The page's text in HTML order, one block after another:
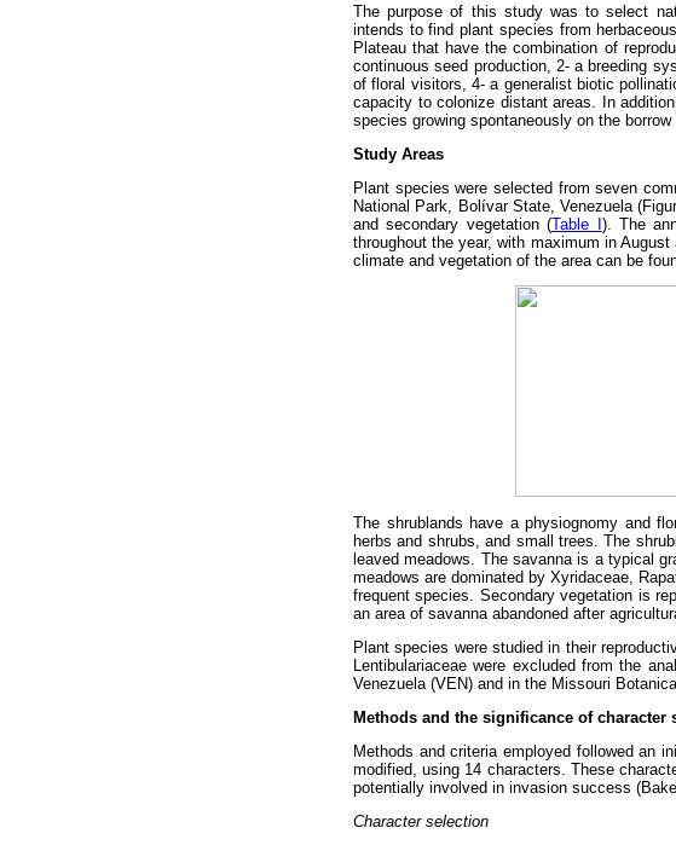
The purpose of this study was to select
intends to find plant species from
Plateau that have the combination of
continuous seed production, 2- a breeding
of floral visitors, 4- a generalist biotic
capacity to colonize distant areas. In
species growing spontaneously on the borrow
Study Areas
Plant species were selected from seven
National Park, Bolívar State, Venezuela
and secondary vegetation (Table I ). The
throughout the year, with maximum in
climate and vegetation of the area can be
The shrublands have a physiognomy and
herbs and shrubs, and small trees. The
leaved meadows. The savanna is a typical
meadows are dominated by Xyridaceae,
frequent species. Secondary vegetation is
an area of savanna abandoned after
Plant species were studied in their
Lentibulariaceae were excluded from the
Venezuela (VEN) and in the Missouri
Methods and the significance of character
Methods and criteria employed followed an
modified, using 14 characters. These
potentially involved in invasion success
Character selection